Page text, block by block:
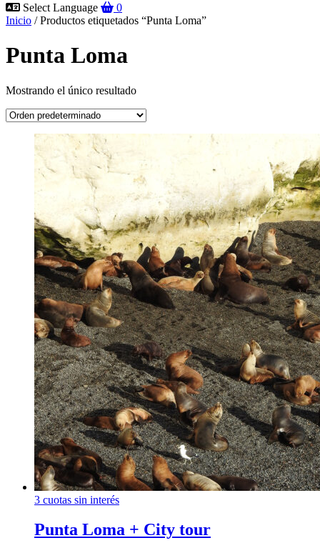
Select Language
0
Inicio / Productos etiquetados “Punta Loma”
Punta Loma
Mostrando el único resultado
3 cuotas sin interés
Punta Loma + City tour